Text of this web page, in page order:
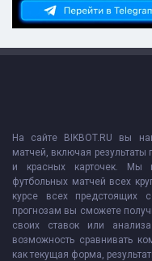
На сайте BIKBOT.RU вы
матчей, включая результаты
и красных карточек. Мы
футбольных матчей всех
курсе всех предстоящих
прогнозам вы сможете
своих ставок или
возможность сравнивать
как текущая форма,